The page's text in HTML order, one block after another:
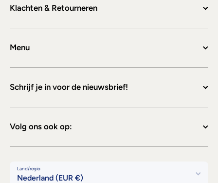
Klachten & Retourneren
Menu
Schrijf je in voor de nieuwsbrief!
Volg ons ook op:
Land/regio
Nederland (EUR €)